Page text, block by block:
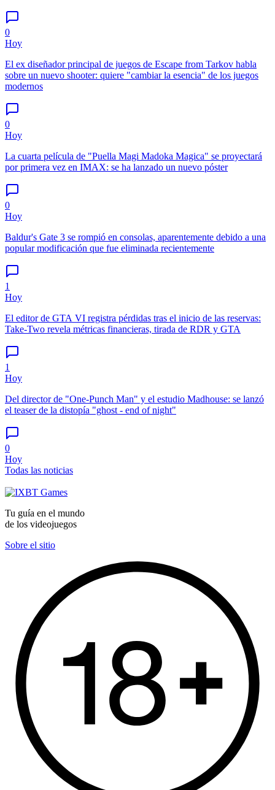
0
Hoy
El ex diseñador principal de juegos de Escape from Tarkov habla
sobre un nuevo shooter: quiere "cambiar la esencia" de los juegos
modernos
0
Hoy
La cuarta película de "Puella Magi Madoka Magica" se proyectará
por primera vez en IMAX: se ha lanzado un nuevo póster
0
Hoy
Baldur's Gate 3 se rompió en consolas, aparentemente debido a una
popular modificación que fue eliminada recientemente
1
Hoy
El editor de GTA VI registra pérdidas tras el inicio de las reservas:
Take-Two revela métricas financieras, tirada de RDR y GTA
1
Hoy
Del director de "One-Punch Man" y el estudio Madhouse: se lanzó
el teaser de la distopía "ghost - end of night"
0
Hoy
Todas las noticias
Tu guía en el mundo
de los videojuegos
Sobre el sitio